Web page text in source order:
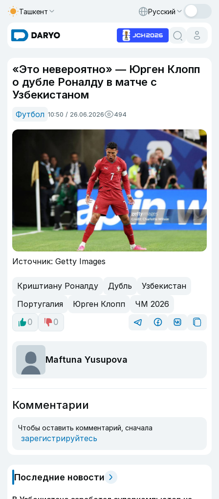
Ташкент Русский
«Это невероятно» — Юрген Клопп
о дубле Роналду в матче с
Узбекистаном
Футбол 10:50 / 26.06.2026 494
Источник: Getty Images
Криштиану Роналду Дубль
Узбекистан
Португалия
Юрген Клопп
ЧМ 2026
0
0
Maftuna Yusupova
Комментарии
Чтобы оставить комментарий, сначала
зарегистрируйтесь
Последние новости